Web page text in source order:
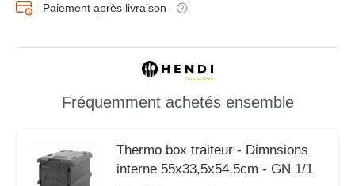
Paiement après livraison
Fréquemment achetés ensemble
Thermo box traiteur - Dimnsions
interne 55x33,5x54,5cm - GN 1/1